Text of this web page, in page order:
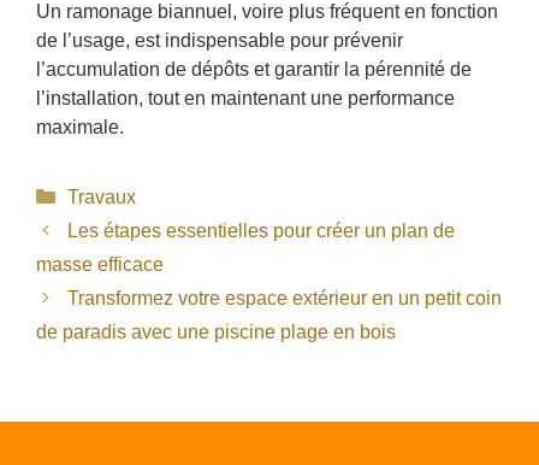
Un ramonage biannuel, voire plus fréquent en fonction
de l’usage, est indispensable pour prévenir
l’accumulation de dépôts et garantir la pérennité de
l’installation, tout en maintenant une performance
maximale.
Catégories
Travaux
Les étapes essentielles pour créer un plan de
masse efficace
Transformez votre espace extérieur en un petit coin
de paradis avec une piscine plage en bois